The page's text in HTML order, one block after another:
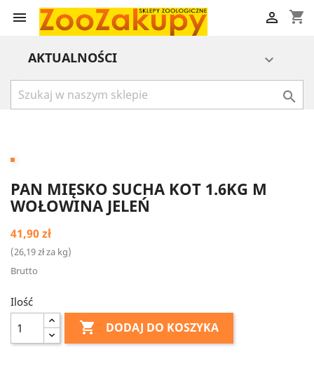
 shopping_cart

AKTUALNOŚCI 

PAN MIĘSKO SUCHA KOT 1.6KG M
WOŁOWINA JELEŃ
41,90 zł
(26,19 zł za kg)
Brutto
Ilość
 DODAJ DO KOSZYKA